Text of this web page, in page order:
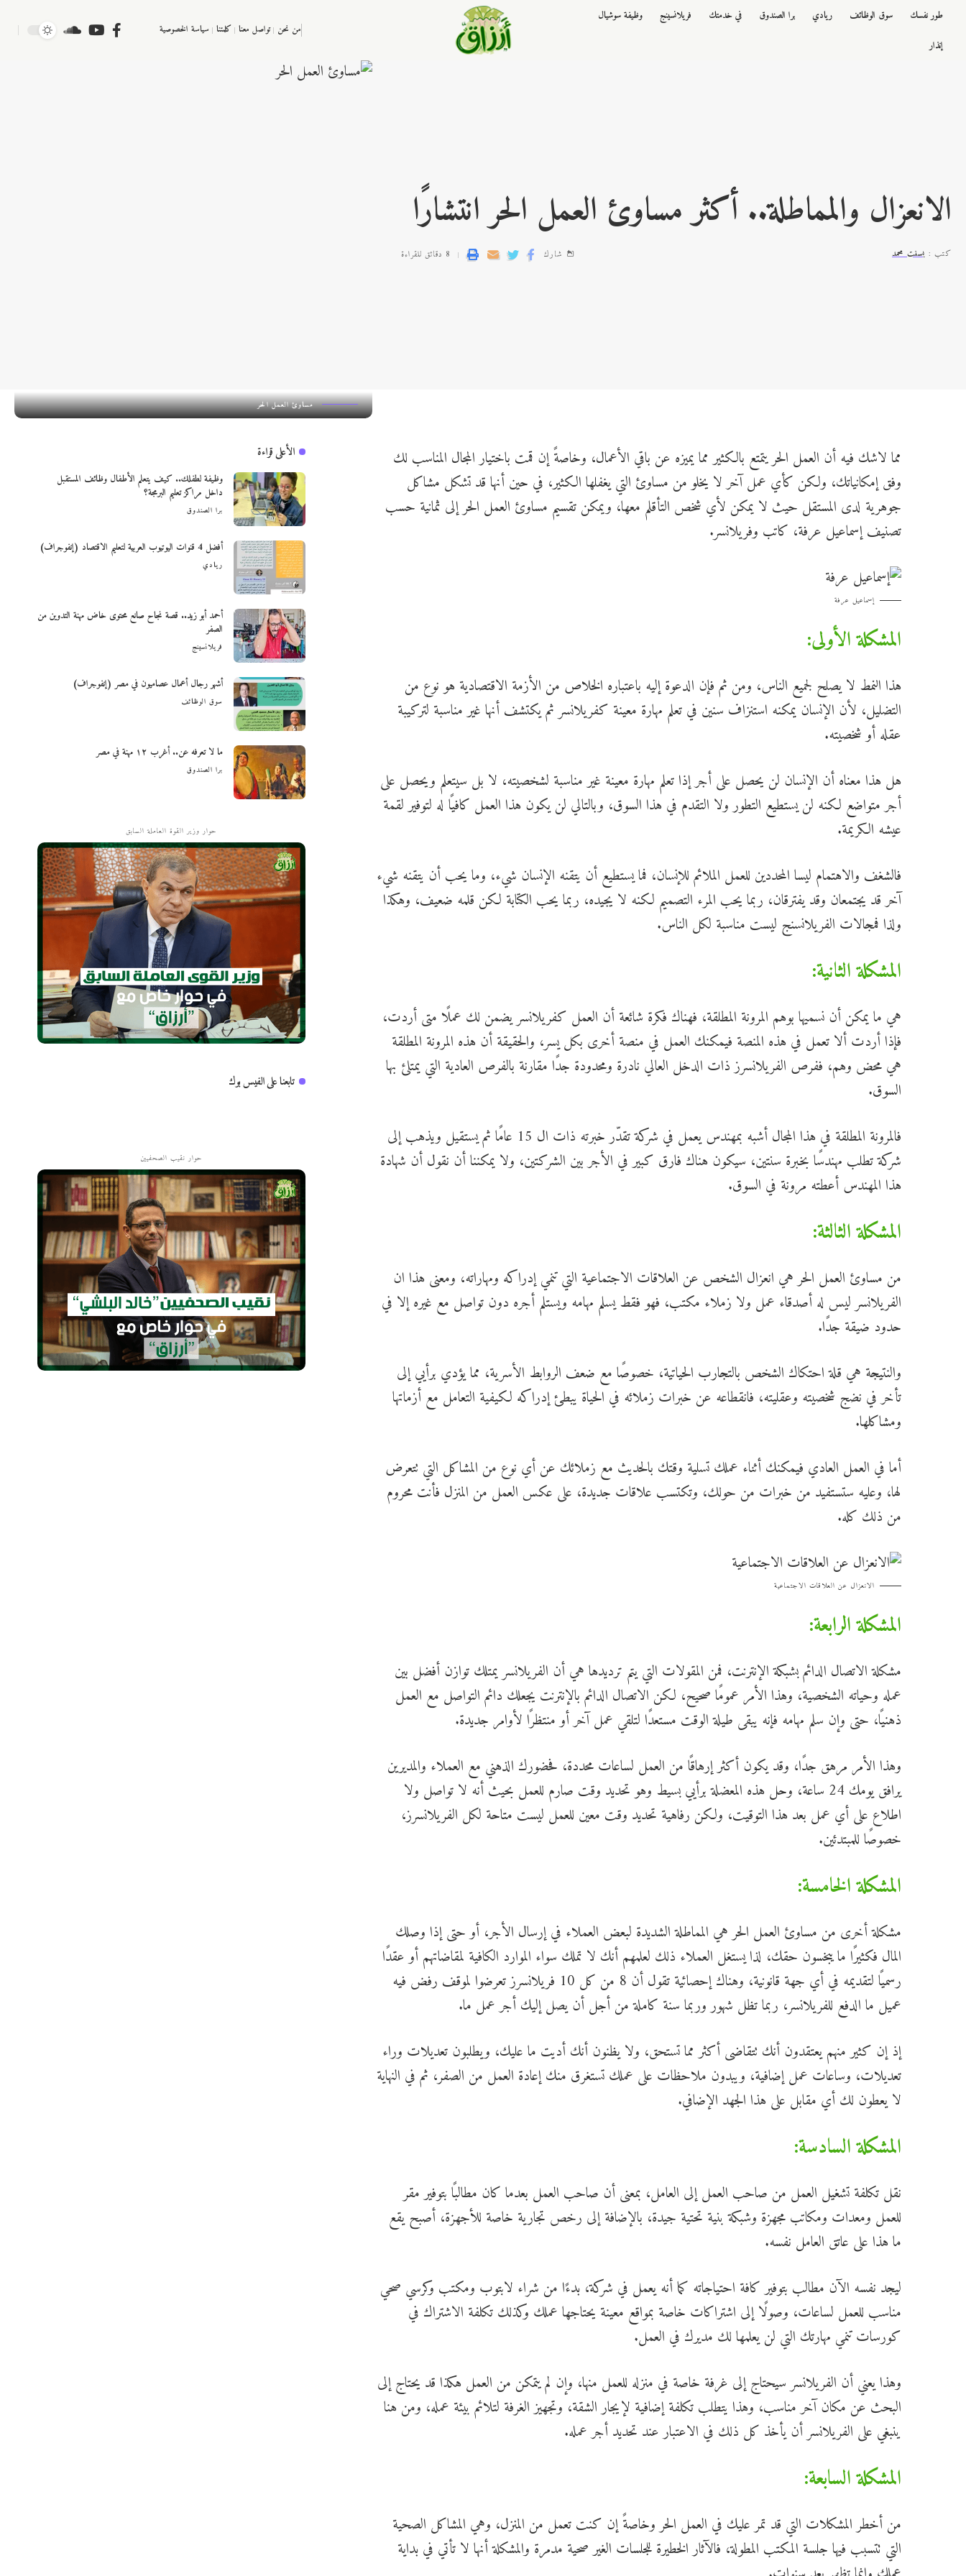
طور نفسك سوق الوظائف ريادي برا الصندوق في خدمتك فريلانسينج
وظيفة سوشيال
إنذار
من نحن تواصل معنا كلمتنا سياسة الخصوصية
الانعزال والمماطلة.. أكثر مساوئ العمل الحر انتشارًا
كتب : بسنت محمد شارك 8 دقائق للقراءة
مساوئ العمل الحر
مما لاشك فيه أن العمل الحر يتمتع بالكثير مما يميزه عن باقي الأعمال، وخاصةً إن قمت باختيار المجال المناسب لك
وفق إمكانياتك، ولكن كأي عمل آخر لا يخلو من مساوئ التي يغفلها الكثير، في حين أنها قد تشكل مشاكل
جوهرية لدى المستقل حيث لا يمكن لأي شخص التأقلم معها، ويمكن تقسيم مساوئ العمل الحر إلى ثمانية حسب
تصنيف إسماعيل عرفة، كاتب وفريلانسر.
إسماعيل عرفة
المشكلة الأولى:
هذا النمط لا يصلح لجميع الناس، ومن ثم فإن الدعوة إليه باعتباره الخلاص من الأزمة الاقتصادية هو نوع من
التضليل، لأن الإنسان يمكنه استنزاف سنين في تعلم مهارة معينة كفريلانسر ثم يكتشف أنها غير مناسبة لتركيبة
عقله أو شخصيته.
هل هذا معناه أن الإنسان لن يحصل على أجر إذا تعلم مهارة معينة غير مناسبة لشخصيته، لا بل سيتعلم ويحصل على
أجر متواضع لكنه لن يستطيع التطور ولا التقدم في هذا السوق، وبالتالي لن يكون هذا العمل كافيًا له لتوفير لقمة
عيشه الكريمة.
فالشغف والاهتمام ليسا المحددين للعمل الملائم للإنسان، فما يستطيع أن يتقنه الإنسان شيء، وما يحب أن يتقنه شيء
آخر قد يجتمعان وقد يفترقان، ربما يحب المرء التصميم لكنه لا يجيده، ربما يحب الكتابة لكن قلمه ضعيف، وهكذا
ولذا فمجالات الفريلانسنج ليست مناسبة لكل الناس.
المشكلة الثانية:
هي ما يمكن أن نسميها بوهم المرونة المطلقة، فهناك فكرة شائعة أن العمل كفريلانسر يضمن لك عملًا متى أردت،
فإذا أردت ألا تعمل في هذه المنصة فيمكنك العمل في منصة أخرى بكل يسر، والحقيقة أن هذه المرونة المطلقة
هي محض وهم، ففرص الفريلانسرز ذات الدخل العالي نادرة ومحدودة جدًا مقارنة بالفرص العادية التي يمتلئ بها
السوق.
فالمرونة المطلقة في هذا المجال أشبه بمهندس يعمل في شركة تقدّر خبرته ذات ال 15 عامًا ثم يستقيل ويذهب إلى
شركة تطلب مهندسًا بخبرة سنتين، سيكون هناك فارق كبير في الأجر بين الشركتين، ولا يمكننا أن نقول أن شهادة
هذا المهندس أعطته مرونة في السوق.
المشكلة الثالثة:
من مساوئ العمل الحر هي انعزال الشخص عن العلاقات الاجتماعية التي تنمي إدراكه ومهاراته، ومعنى هذا ان
الفريلانسر ليس له أصدقاء عمل ولا زملاء مكتب، فهو فقط يسلم مهامه ويستلم أجره دون تواصل مع غيره إلا في
حدود ضيقة جدًا.
والنتيجة هي قلة احتكاك الشخص بالتجارب الحياتية، خصوصًا مع ضعف الروابط الأسرية، مما يؤدي برأيي إلى
تأخر في نضج شخصيته وعقليته، فانقطاعه عن خبرات زملائه في الحياة يبطئ إدراكه لكيفية التعامل مع أزماتها
ومشاكلها.
أما في العمل العادي فيمكنك أثناء عملك تسلية وقتك بالحديث مع زملائك عن أي نوع من المشاكل التي تتعرض
لها، وعليه ستستفيد من خبرات من حولك، وتكتسب علاقات جديدة، على عكس العمل من المنزل فأنت محروم
من ذلك كله.
الانعزال عن العلاقات الاجتماعية
المشكلة الرابعة:
مشكلة الاتصال الدائم بشبكة الإنترنت، فمن المقولات التي يتم ترديدها هي أن الفريلانسر يمتلك توازن أفضل بين
عمله وحياته الشخصية، وهذا الأمر عمومًا صحيح، لكن الاتصال الدائم بالإنترنت يجعلك دائم التواصل مع العمل
ذهنيًا، حتى وإن سلم مهامه فإنه يبقى طيلة الوقت مستعدًا لتلقي عمل آخر أو منتظرًا لأوامر جديدة.
وهذا الأمر مرهق جدًا، وقد يكون أكثر إرهاقًا من العمل لساعات محددة، فحضورك الذهني مع العملاء والمديرين
يرافق يومك 24 ساعة، وحل هذه المعضلة برأيي بسيط وهو تحديد وقت صارم للعمل بحيث أنه لا تواصل ولا
اطلاع على أي عمل بعد هذا التوقيت، ولكن رفاهية تحديد وقت معين للعمل ليست متاحة لكل الفريلانسرز،
خصوصًا للمبتدئين.
المشكلة الخامسة:
مشكلة أخرى من مساوئ العمل الحر هي المماطلة الشديدة لبعض العملاء في إرسال الأجر، أو حتى إذا وصلك
المال فكثيرًا ما يبخسون حقك، لذا يستغل العملاء ذلك لعلمهم أنك لا تملك سواء الموارد الكافية لمقاضاتهم أو عقدًا
رسميًا لتقديمه في أي جهة قانونية، وهناك إحصائية تقول أن 8 من كل 10 فريلانسرز تعرضوا لموقف رفض فيه
عميل ما الدفع للفريلانسر، ربما تظل شهور وربما سنة كاملة من أجل أن يصل إليك أجر عمل ما.
إذ إن كثير منهم يعتقدون أنك تتقاضى أكثر مما تستحق، ولا يظنون أنك أديت ما عليك، ويطلبون تعديلات وراء
تعديلات، وساعات عمل إضافية، ويبدون ملاحظات على عملك تستغرق منك إعادة العمل من الصفر، ثم في النهاية
لا يعطون لك أي مقابل على هذا الجهد الإضافي.
المشكلة السادسة:
نقل تكلفة تشغيل العمل من صاحب العمل إلى العامل، بمعنى أن صاحب العمل بعدما كان مطالبًا بتوفير مقر
للعمل ومعدات ومكاتب مجهزة وشبكة بنية تحتية جيدة، بالإضافة إلى رخص تجارية خاصة للأجهزة، أصبح يقع
ما هذا على عاتق العامل نفسه.
ليجد نفسه الآن مطالب بتوفير كافة احتياجاته كما أنه يعمل في شركة، بدءًا من شراء لابتوب ومكتب وكرسي صحي
مناسب للعمل لساعات، وصولًا إلى اشتراكات خاصة بمواقع معينة يحتاجها عملك وكذلك تكلفة الاشتراك في
كورسات تنمي مهارتك التي لن يعلمها لك مديرك في العمل.
وهذا يعني أن الفريلانسر سيحتاج إلى غرفة خاصة في منزله للعمل منها، وإن لم يتمكن من العمل هكذا قد يحتاج إلى
البحث عن مكان آخر مناسب، وهذا يتطلب تكلفة إضافية لإيجار الشقة، وتجهيز الغرفة لتلائم بيئة عمله، ومن هنا
ينبغي على الفريلانسر أن يأخذ كل ذلك في الاعتبار عند تحديد أجر عمله.
المشكلة السابعة:
من أخطر المشكلات التي قد تمر عليك في العمل الحر وخاصةً إن كنت تعمل من المنزل، وهي المشاكل الصحية
التي تتسبب فيها جلسة المكتب المطولة، فالآثار الخطيرة للجلسات الغير صحية مدمرة والمشكلة أنها لا تأتي في بداية
الأعلى قراءة
وظيفة لطفلك.. كيف يتعلم الأطفال وظائف المستقبل
داخل مراكز تعليم البرمجة؟
برا الصندوق
أفضل 4 قنوات اليوتيوب العربية لتعليم الاقتصاد (إنفوجراف)
ريادي
أحمد أبو زيد.. قصة نجاح صانع محتوى خاض مهنة التدوين من
الصفر
فريلانسينج
أشهر رجال أعمال عصاميون في مصر (إنفوجراف)
سوق الوظائف
ما لا تعرفه عن.. أغرب ١٢ مهنة في مصر
برا الصندوق
حوار وزير القوة العاملة السابق
تابعنا على الفيس بوك
حوار نقيب الصحفيين